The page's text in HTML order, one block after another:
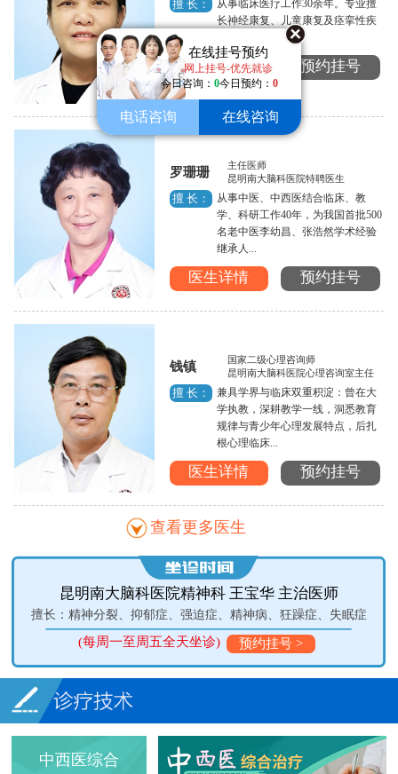
在线挂号预约
网上挂号-优先就诊
今日咨询： 0今日预约： 0
电话咨询 在线咨询
擅 长：
从事临床医疗工作30余年。专业擅
长神经康复、儿童康复及痉挛性疾
医生详情 预约挂号
罗珊珊
主任医师
昆明南大脑科医院特聘医生
擅 长：
从事中医、中西医结合临床、教
学、科研工作40年，为我国首批500
名老中医李幼昌、张浩然学术经验
继承人...
医生详情 预约挂号
钱镇
国家二级心理咨询师
昆明南大脑科医院心理咨询室主任
擅 长：
兼具学界与临床双重积淀：曾在大
学执教，深耕教学一线，洞悉教育
规律与青少年心理发展特点，后扎
根心理临床...
医生详情 预约挂号
查看更多医生
昆明南大脑科医院精神科 王宝华 主治医师
擅长：精神分裂、抑郁症、强迫症、精神病、狂躁症、失眠症
(每周一至周五全天坐诊) 预约挂号 >
中西医综合